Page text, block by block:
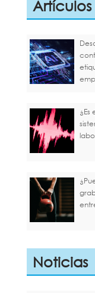
Artículos
Noticias